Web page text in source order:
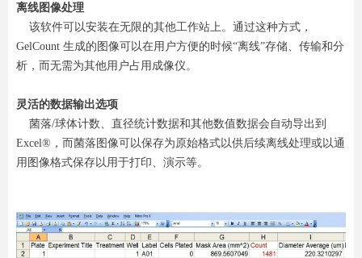
离线图像处理
该软件可以安装在无限的其他工作站上。通过这种方式，
GelCount 生成的图像可以在用户方便的时候“离线”存储、传输和分
析，而无需为其他用户占用成像仪。
灵活的数据输出选项
菌落/球体计数、直径统计数据和其他数值数据会自动导出到
Excel®，而菌落图像可以保存为原始格式以供后续离线处理或以通
用图像格式保存以用于打印、演示等。